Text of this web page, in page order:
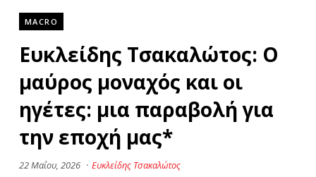
MACRO
Ευκλείδης Τσακαλώτος: Ο
μαύρος μοναχός και οι
ηγέτες: μια παραβολή για
την εποχή μας*
22 Μαΐου, 2026 · Ευκλείδης Τσακαλώτος